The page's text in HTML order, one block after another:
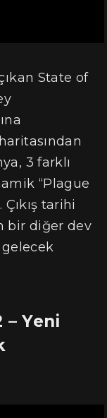
State of
3 farklı
“Plague
tarihi
bir diğer dev
Yeni